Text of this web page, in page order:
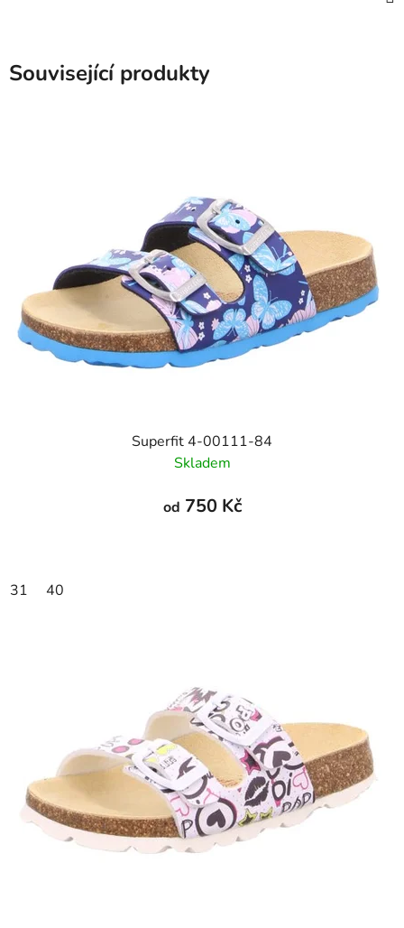
Související produkty
Superfit 4-00111-84
Skladem
od 750 Kč
31 40